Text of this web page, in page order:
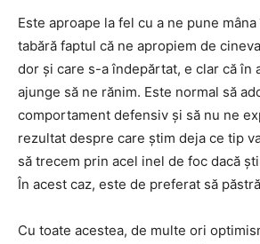
Este aproape la fel cu a ne pune
tabără faptul că ne apropiem de
dor și care s-a îndepărtat, e clar că în
ajunge să ne rănim. Este normal să
comportament defensiv și să nu ne
rezultat despre care știm deja ce tip
să trecem prin acel inel de foc dacă
În acest caz, este de preferat să
Cu toate acestea, de multe ori